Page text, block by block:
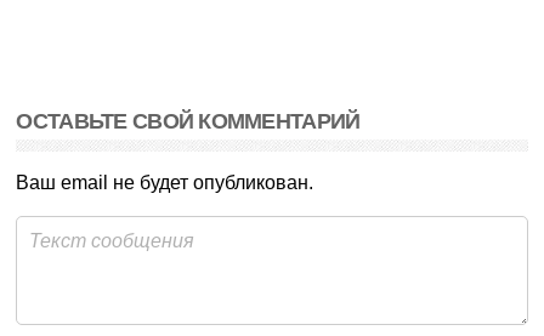
ОСТАВЬТЕ СВОЙ КОММЕНТАРИЙ
Ваш email не будет опубликован.